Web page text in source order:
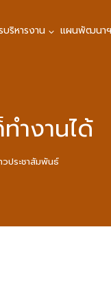
บริหารงาน แผนพัฒนาฯ
ำงานได้
วประชาสัมพันธ์